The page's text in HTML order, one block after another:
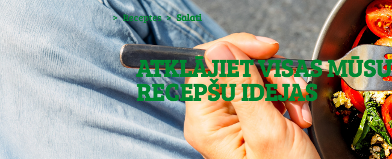
> Receptes > Salati
ATKLĀJIET VISAS MŪSU
RECEPŠU IDEJAS